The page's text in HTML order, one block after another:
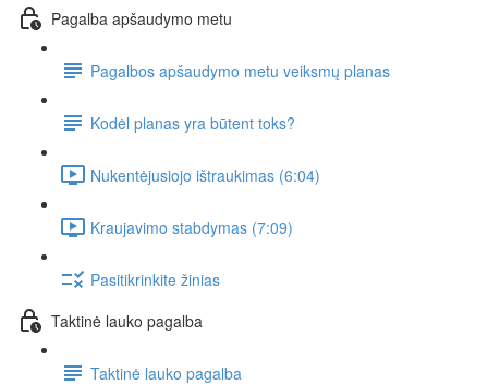
Pagalba apšaudymo metu
Pagalbos apšaudymo metu veiksmų planas
Kodėl planas yra būtent toks?
Nukentėjusiojo ištraukimas (6:04)
Kraujavimo stabdymas (7:09)
Pasitikrinkite žinias
Taktinė lauko pagalba
Taktinė lauko pagalba